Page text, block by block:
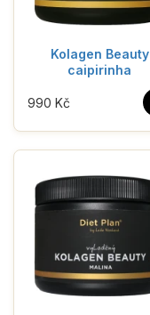
Kolagen Beauty
caipirinha
990 Kč